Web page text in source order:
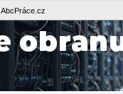
AbcPráce.cz